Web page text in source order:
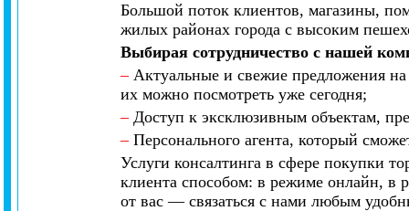
Большой поток клиентов, магазины,
жилых районах города с высоким
Выбирая сотрудничество с нашей
–Актуальные и свежие предложения на
их можно посмотреть уже сегодня;
–Доступ к эксклюзивным объектам,
–Персонального агента, который
Услуги консалтинга в сфере покупки
клиента способом: в режиме онлайн, в
от вас — связаться с нами любым